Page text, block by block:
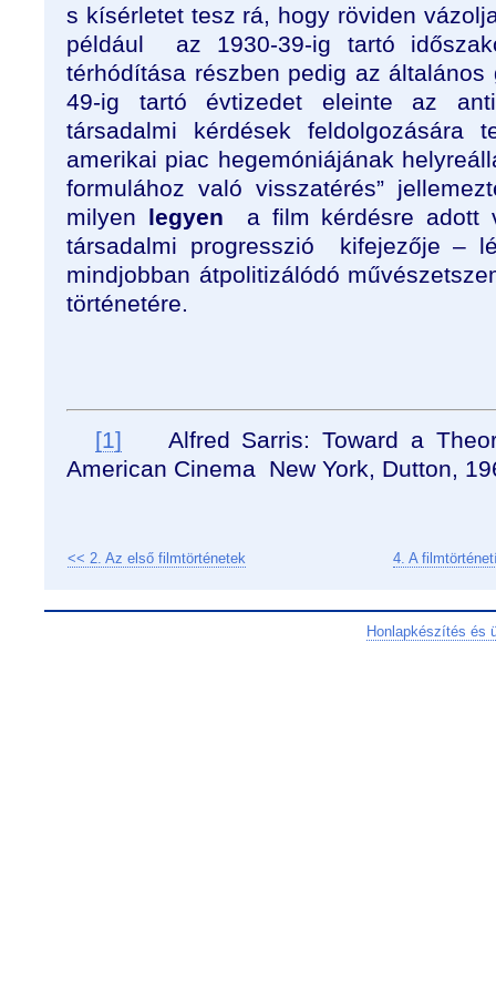
s kísérletet tesz rá, hogy röviden
például
az 1930-39-ig tartó
térhódítása részben pedig az általános
49-ig tartó évtizedet eleinte az
társadalmi kérdések feldolgozására
amerikai piac hegemóniájának
formulához való visszatérés”
milyen legyen
a film kérdésre adott
társadalmi progresszió
kifejezője –
mindjobban átpolitizálódó
történetére.
[1]
Alfred Sarris: Toward a
American Cinema New York, Dutton,
<< 2. Az első filmtörténetek 4. A
Honlapkészítés és